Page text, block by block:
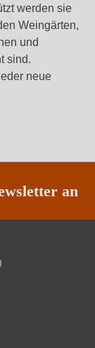
werden sie
Weingärten,
und
sind.
neue
an